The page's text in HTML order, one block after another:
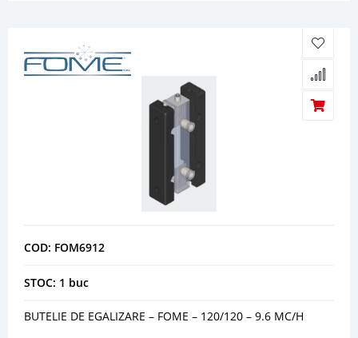
COD: FOM6912
STOC: 1 buc
BUTELIE DE EGALIZARE – FOME – 120/120 – 9.6 MC/H